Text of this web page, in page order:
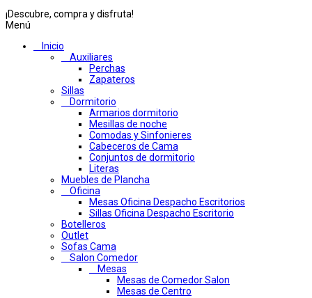
¡Descubre, compra y disfruta!
Menú
Inicio
Auxiliares
Perchas
Zapateros
Sillas
Dormitorio
Armarios dormitorio
Mesillas de noche
Comodas y Sinfonieres
Cabeceros de Cama
Conjuntos de dormitorio
Literas
Muebles de Plancha
Oficina
Mesas Oficina Despacho Escritorios
Sillas Oficina Despacho Escritorio
Botelleros
Outlet
Sofas Cama
Salon Comedor
Mesas
Mesas de Comedor Salon
Mesas de Centro